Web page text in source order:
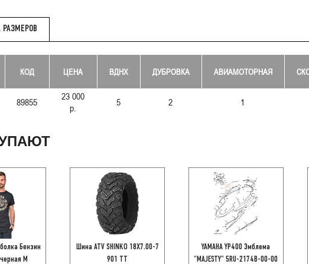
РАЗМЕРОВ
КОД ЦЕНА ВДНХ ДУБРОВКА АВИАМОТОРНАЯ
89855
23 000
р.
5 2 1
Бензин
M
Шина ATV SHINKO 18X7.00-7
901 TT
YAMAHA YP400 Эмблема
"MAJESTY" 5RU-2174B-00-00